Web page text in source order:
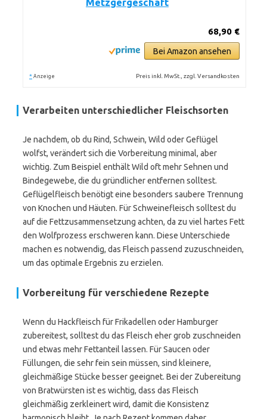
Metzgergeschäft
68,90 €
Bei Amazon ansehen
* Anzeige Preis inkl. MwSt., zzgl. Versandkosten
Verarbeiten unterschiedlicher Fleischsorten
Je nachdem, ob du Rind, Schwein, Wild oder Geflügel
wolfst, verändert sich die Vorbereitung minimal, aber
wichtig. Zum Beispiel enthält Wild oft mehr Sehnen und
Bindegewebe, die du gründlicher entfernen solltest.
Geflügelfleisch benötigt eine besonders saubere Trennung
von Knochen und Häuten. Für Schweinefleisch solltest du
auf die Fettzusammensetzung achten, da zu viel hartes Fett
den Wolfprozess erschweren kann. Diese Unterschiede
machen es notwendig, das Fleisch passend zuzuschneiden,
um das optimale Ergebnis zu erzielen.
Vorbereitung für verschiedene Rezepte
Wenn du Hackfleisch für Frikadellen oder Hamburger
zubereitest, solltest du das Fleisch eher grob zuschneiden
und etwas mehr Fettanteil lassen. Für Saucen oder
Füllungen, die sehr fein sein müssen, sind kleinere,
gleichmäßige Stücke besser geeignet. Bei der Zubereitung
von Bratwürsten ist es wichtig, dass das Fleisch
gleichmäßig zerkleinert wird, damit die Konsistenz